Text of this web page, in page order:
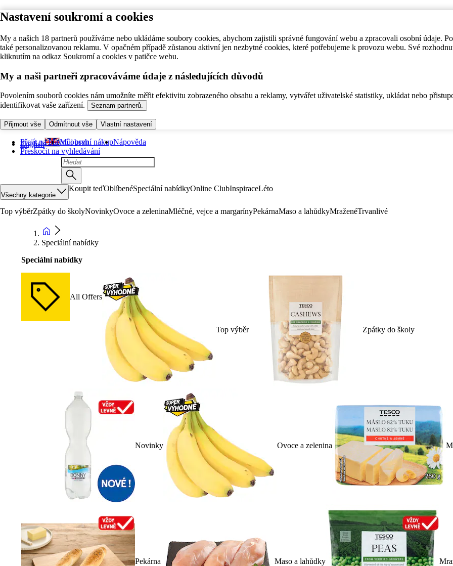
Nastavení soukromí a cookies
My a našich 18 partnerů používáme nebo ukládáme soubory cookies, abychom zajistili správné fungování webu a zpracovali osobní údaje.
také personalizovanou reklamu. V opačném případě zůstanou aktivní jen nezbytné cookies, které potřebujeme k provozu webu. Své
kliknutím na odkaz Soukromí a cookies v patičce webu.
My a naši partneři zpracováváme údaje z následujících důvodů
Povolením souborů cookies nám umožníte měřit efektivitu zobrazeného obsahu a reklamy, vytvářet uživatelské statistiky, ukládat nebo
identifikovat vaše zařízení.
Seznam partnerů.
Přijmout vše Odmítnout vše Vlastní nastavení
Přejít na hlavní obsah
Přeskočit na vyhledávání
English Můj první nákupNápověda
Všechny kategorie
Koupit teďOblíbenéSpeciální nabídkyOnline ClubInspiraceLéto
Top výběrZpátky do školyNovinkyOvoce a zeleninaMléčné, vejce a margarínyPekárnaMaso a lahůdkyMraženéTrvanlivé
Speciální nabídky
Speciální nabídky
All Offers
Top výběr Zpátky do školy
Novinky Ovoce a zelenina
Pekárna Maso a lahůdky